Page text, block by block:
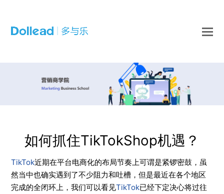
如何抓住TikTokShop机遇？
TikTok近期在平台电商化的布局节奏上可谓是紧锣密鼓，虽
然当中也确实遇到了不少阻力和吐槽，但是最近在各个地区
完成的全闭环上，我们可以看见TikTok已经下定决心将过往